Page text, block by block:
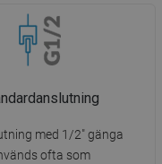
med 1/2" gänga
ofta som